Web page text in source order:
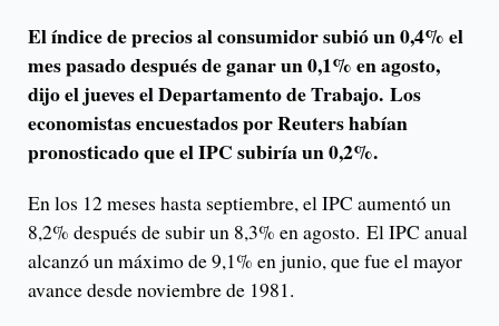
El índice de precios al consumidor subió un 0,4% el
mes pasado después de ganar un 0,1% en agosto,
dijo el jueves el Departamento de Trabajo. Los
economistas encuestados por Reuters habían
pronosticado que el IPC subiría un 0,2%.
En los 12 meses hasta septiembre, el IPC aumentó un
8,2% después de subir un 8,3% en agosto. El IPC anual
alcanzó un máximo de 9,1% en junio, que fue el mayor
avance desde noviembre de 1981.